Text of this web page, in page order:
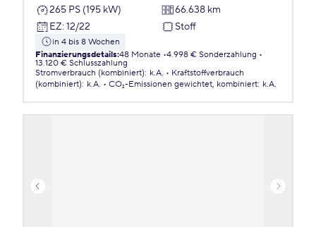
265 PS (195 kW)
66.638 km
EZ: 12/22 Stoff
in 4 bis 8 Wochen
Finanzierungsdetails:48 Monate 4.998 € Sonderzahlung
13.120 € Schlusszahlung
Stromverbrauch (kombiniert): k.A.
Kraftstoffverbrauch
(kombiniert): k.A. CO₂-Emissionen gewichtet, kombiniert: k.A.